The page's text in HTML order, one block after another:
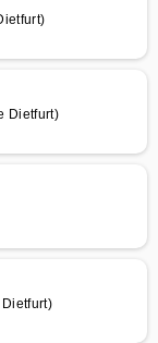
Dietfurt)